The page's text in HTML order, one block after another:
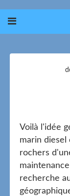
Voilà l'idée
marin diesel
rochers
recherche